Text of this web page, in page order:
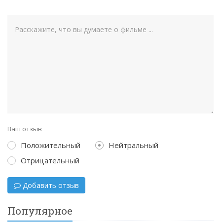
Ваш отзыв
Положительный
Нейтральный
Отрицательный
Добавить отзыв
Популярное